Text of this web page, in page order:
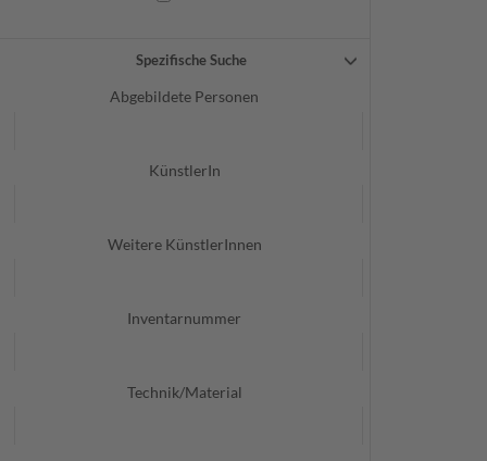
Spezifische Suche
Abgebildete Personen
KünstlerIn
Weitere KünstlerInnen
Inventarnummer
Technik/Material